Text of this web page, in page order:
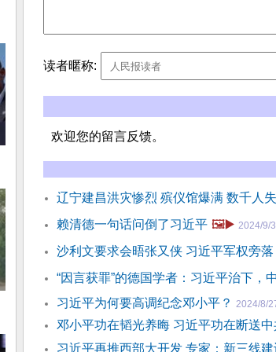
读者暱称:
欢迎您的留言反馈。
辽宁建昌洪灾惨烈 殡仪馆爆满 数千人失
赖清德一句话问倒了习近平 🖼️▶️ 2024/9/3
沙利文要求会晤张又侠 习近平军权旁落
“因言获罪”的德国学者：习近平治下，
习近平为何要高调纪念邓小平？ 2024/8/
邓小平功在韬光养晦 习近平功在断送
习近平再推西部大开发 专家：新三线